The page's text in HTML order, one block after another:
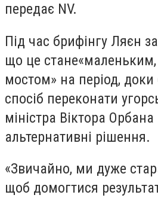
передає NV.
Під час брифінгу Ляєн
що це стане«
мостом» на період,
спосіб переконати
міністра Віктора
альтернативні рішення.
«Звичайно, ми дуже
щоб домогтися